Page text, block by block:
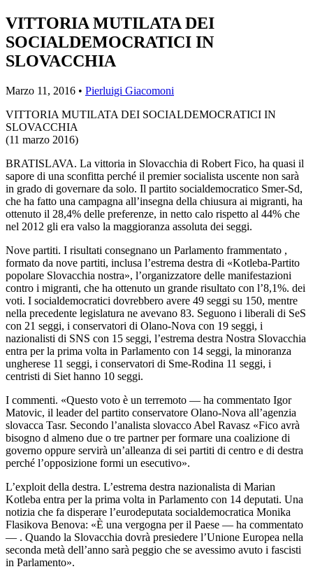
VITTORIA MUTILATA DEI
SOCIALDEMOCRATICI IN
SLOVACCHIA
Marzo 11, 2016 • Pierluigi Giacomoni
VITTORIA MUTILATA DEI SOCIALDEMOCRATICI IN
SLOVACCHIA
(11 marzo 2016)
BRATISLAVA. La vittoria in Slovacchia di Robert Fico, ha quasi il
sapore di una sconfitta perché il premier socialista uscente non sarà
in grado di governare da solo. Il partito socialdemocratico Smer-Sd,
che ha fatto una campagna all’insegna della chiusura ai migranti, ha
ottenuto il 28,4% delle preferenze, in netto calo rispetto al 44% che
nel 2012 gli era valso la maggioranza assoluta dei seggi.
Nove partiti. I risultati consegnano un Parlamento frammentato ,
formato da nove partiti, inclusa l’estrema destra di «Kotleba-Partito
popolare Slovacchia nostra», l’organizzatore delle manifestazioni
contro i migranti, che ha ottenuto un grande risultato con l’8,1%. dei
voti. I socialdemocratici dovrebbero avere 49 seggi su 150, mentre
nella precedente legislatura ne avevano 83. Seguono i liberali di SeS
con 21 seggi, i conservatori di Olano-Nova con 19 seggi, i
nazionalisti di SNS con 15 seggi, l’estrema destra Nostra Slovacchia
entra per la prima volta in Parlamento con 14 seggi, la minoranza
ungherese 11 seggi, i conservatori di Sme-Rodina 11 seggi, i
centristi di Siet hanno 10 seggi.
I commenti. «Questo voto è un terremoto — ha commentato Igor
Matovic, il leader del partito conservatore Olano-Nova all’agenzia
slovacca Tasr. Secondo l’analista slovacco Abel Ravasz «Fico avrà
bisogno d almeno due o tre partner per formare una coalizione di
governo oppure servirà un’alleanza di sei partiti di centro e di destra
perché l’opposizione formi un esecutivo».
L’exploit della destra. L’estrema destra nazionalista di Marian
Kotleba entra per la prima volta in Parlamento con 14 deputati. Una
notizia che fa disperare l’eurodeputata socialdemocratica Monika
Flasikova Benova: «È una vergogna per il Paese — ha commentato
— . Quando la Slovacchia dovrà presiedere l’Unione Europea nella
seconda metà dell’anno sarà peggio che se avessimo avuto i fascisti
in Parlamento».